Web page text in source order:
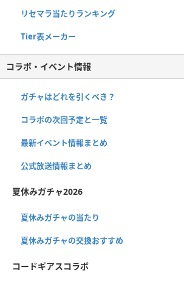
リセマラ当たりランキング
Tier表メーカー
コラボ・イベント情報
ガチャはどれを引くべき？
コラボの次回予定と一覧
最新イベント情報まとめ
公式放送情報まとめ
夏休みガチャ2026
夏休みガチャの当たり
夏休みガチャの交換おすすめ
コードギアスコラボ